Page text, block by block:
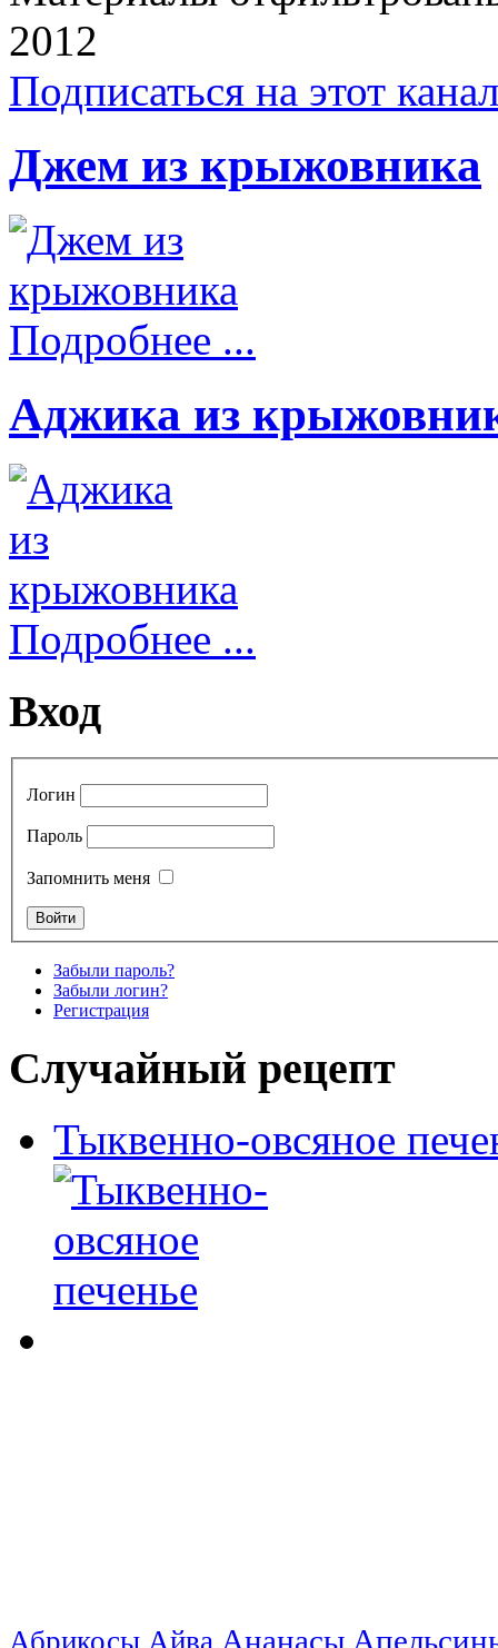
2012
Подписаться на этот
Джем из крыжовника
Подробнее ...
Аджика из
Подробнее ...
Вход
Логин
Пароль
Запомнить меня
Забыли пароль?
Забыли логин?
Регистрация
Случайный рецепт
Тыквенно-овсяное